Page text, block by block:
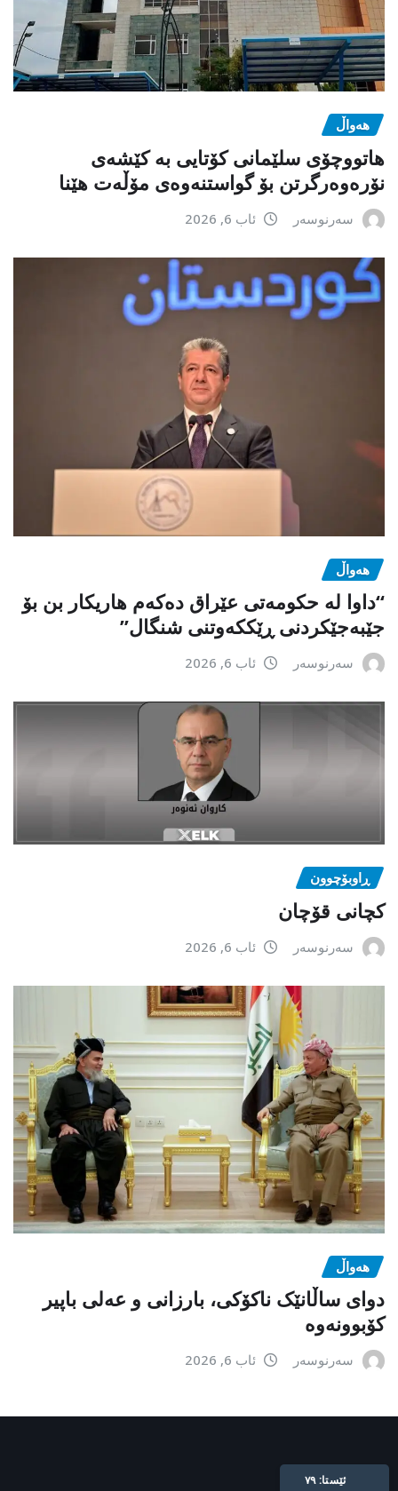
هەواڵ
هاتووچۆی سلێمانی کۆتایی بە کێشەی
نۆرەوەرگرتن بۆ گواستنەوەی مۆڵەت هێنا
سەرنوسەر ئاب 6, 2026
هەواڵ
“داوا لە حكومەتی عێراق دەكەم هاریكار بن بۆ
جێبەجێكردنی ڕێككەوتنی شنگال”
سەرنوسەر ئاب 6, 2026
ڕاوبۆچوون
کچانی قۆچان
سەرنوسەر ئاب 6, 2026
هەواڵ
دوای ساڵانێک ناکۆکی، بارزانی و عەلی باپیر
کۆبوونەوە
سەرنوسەر ئاب 6, 2026
ئێستا: ٧٩